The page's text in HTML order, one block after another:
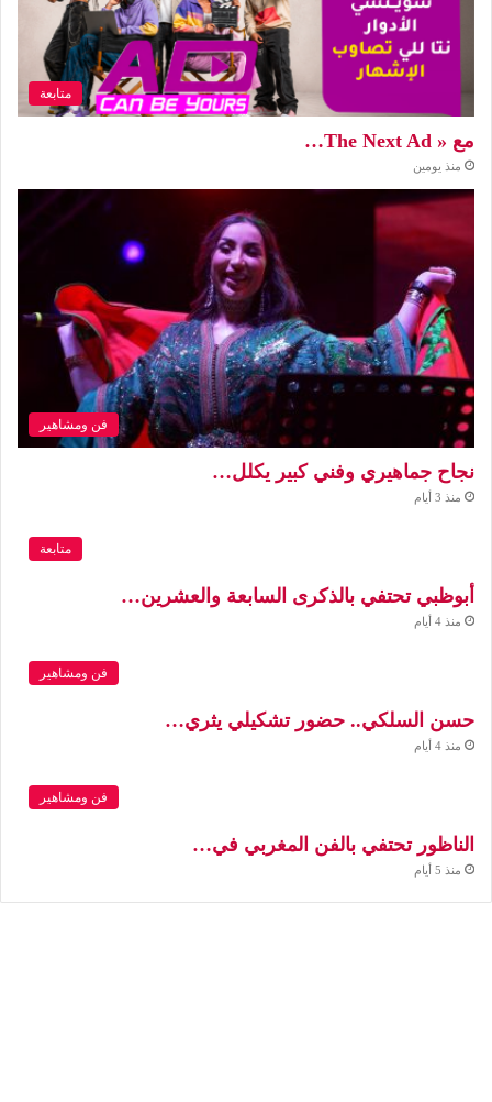
متابعة
مع « The Next Ad…
منذ يومين
فن ومشاهير
نجاح جماهيري وفني كبير يكلل…
منذ 3 أيام
متابعة
أبوظبي تحتفي بالذكرى السابعة والعشرين…
منذ 4 أيام
فن ومشاهير
حسن السلكي.. حضور تشكيلي يثري…
منذ 4 أيام
فن ومشاهير
الناظور تحتفي بالفن المغربي في…
منذ 5 أيام